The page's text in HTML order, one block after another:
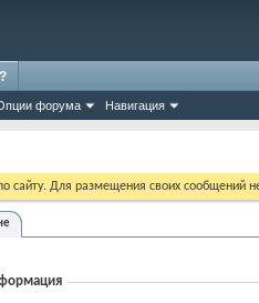
форума Навигация
сайту. Для размещения своих сообщений